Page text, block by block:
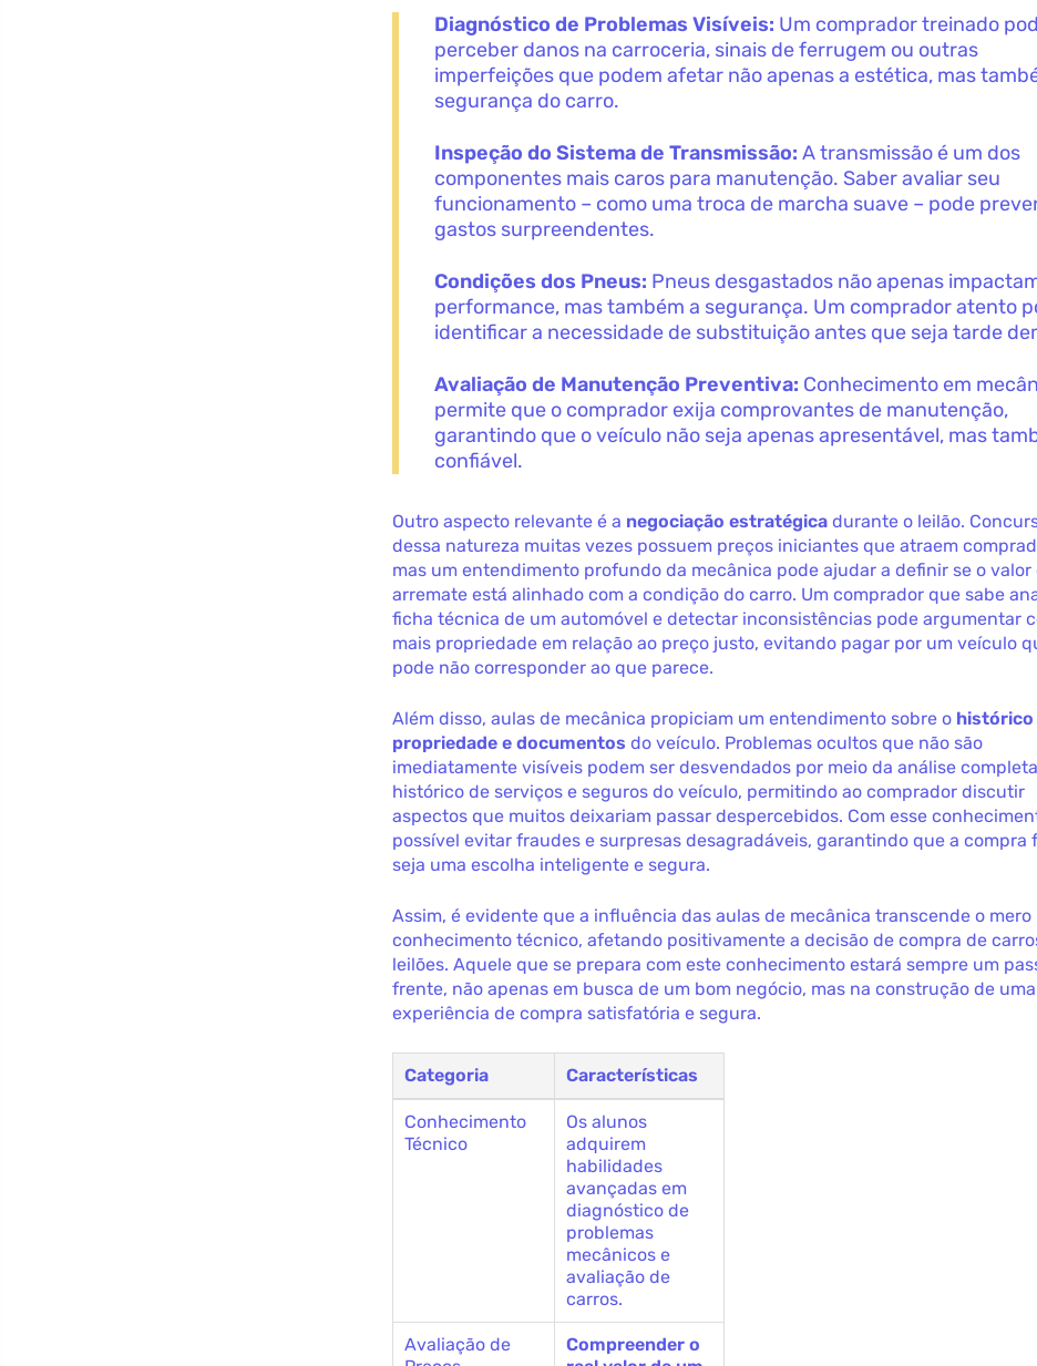
Diagnóstico de Problemas Visíveis: Um comprador treinado
perceber danos na carroceria, sinais de ferrugem ou outras
imperfeições que podem afetar não apenas a estética, mas
segurança do carro.
Inspeção do Sistema de Transmissão: A transmissão é um dos
componentes mais caros para manutenção. Saber avaliar seu
funcionamento – como uma troca de marcha suave – pode
gastos surpreendentes.
Condições dos Pneus: Pneus desgastados não apenas
performance, mas também a segurança. Um comprador atento
identificar a necessidade de substituição antes que seja tarde
Avaliação de Manutenção Preventiva: Conhecimento em
permite que o comprador exija comprovantes de manutenção,
garantindo que o veículo não seja apenas apresentável, mas
confiável.
Outro aspecto relevante é a negociação estratégica durante o leilão.
dessa natureza muitas vezes possuem preços iniciantes que atraem
mas um entendimento profundo da mecânica pode ajudar a definir se o valor
arremate está alinhado com a condição do carro. Um comprador que sabe
ficha técnica de um automóvel e detectar inconsistências pode argumentar
mais propriedade em relação ao preço justo, evitando pagar por um veículo
pode não corresponder ao que parece.
Além disso, aulas de mecânica propiciam um entendimento sobre o histórico
propriedade e documentos do veículo. Problemas ocultos que não são
imediatamente visíveis podem ser desvendados por meio da análise
histórico de serviços e seguros do veículo, permitindo ao comprador discutir
aspectos que muitos deixariam passar despercebidos. Com esse
possível evitar fraudes e surpresas desagradáveis, garantindo que a compra
seja uma escolha inteligente e segura.
Assim, é evidente que a influência das aulas de mecânica transcende o mero
conhecimento técnico, afetando positivamente a decisão de compra de
leilões. Aquele que se prepara com este conhecimento estará sempre um
frente, não apenas em busca de um bom negócio, mas na construção de uma
experiência de compra satisfatória e segura.
Categoria Características
Conhecimento
Técnico
Os alunos
adquirem
habilidades
avançadas em
diagnóstico de
problemas
mecânicos e
avaliação de
carros.
Avaliação de
Compreender o